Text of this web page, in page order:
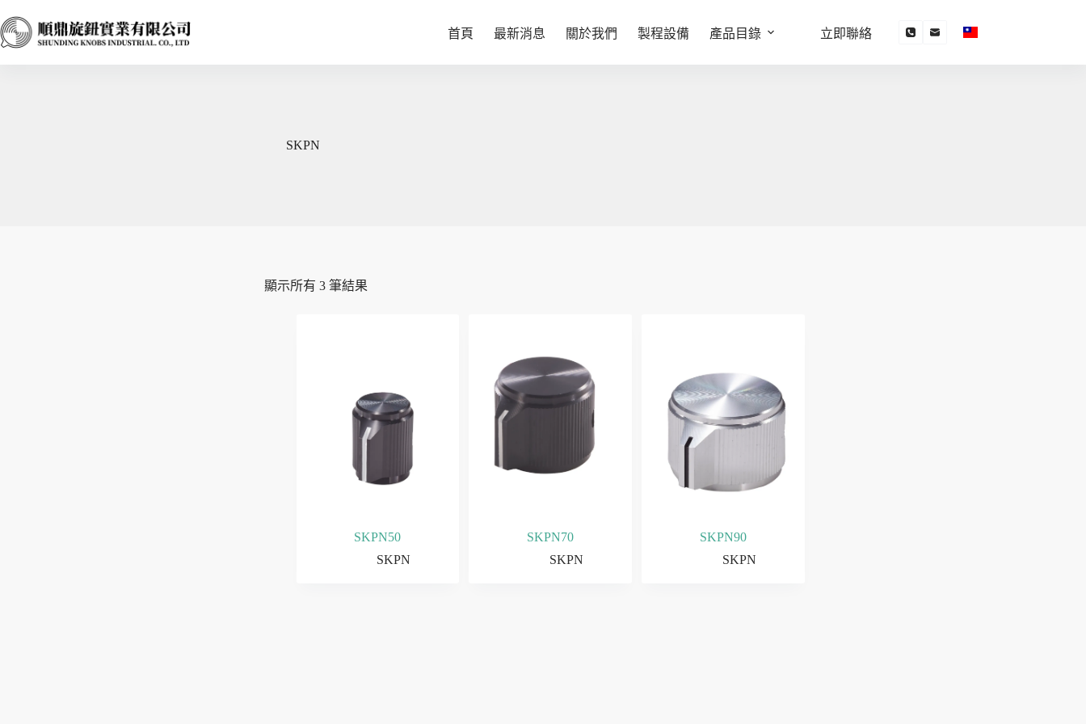
至
主
首頁 最新消息 關於我們 製程設備 產品目錄 立即聯絡
SKPN
顯示所有 3 筆結果
SKPN50
SKPN
SKPN70
SKPN
SKPN90
SKPN